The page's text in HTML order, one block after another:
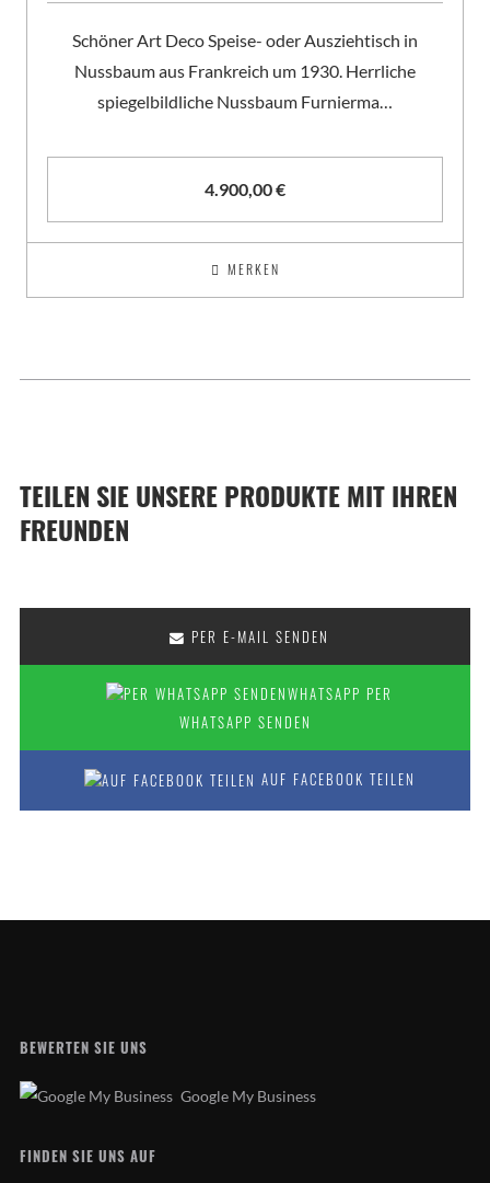
Schöner Art Deco Speise- oder Ausziehtisch in
Nussbaum aus Frankreich um 1930. Herrliche
spiegelbildliche Nussbaum Furnierma…
4.900,00€
MERKEN
TEILEN SIE UNSERE PRODUKTE MIT IHREN
FREUNDEN
PER E-MAIL SENDEN
PER
WHATSAPP SENDEN
AUF FACEBOOK TEILEN
BEWERTEN SIE UNS
Google My Business
FINDEN SIE UNS AUF